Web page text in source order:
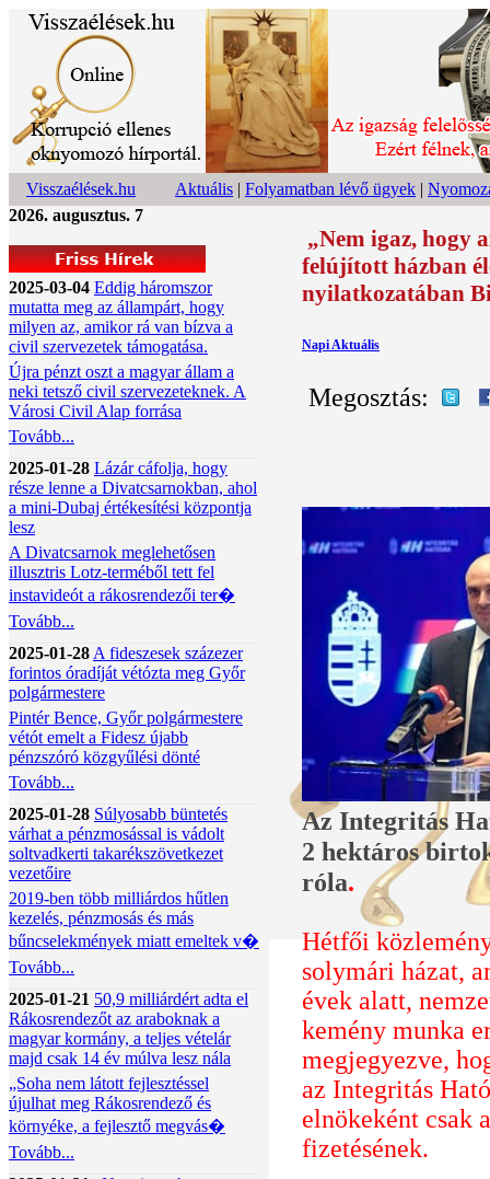
Visszaélések.hu Aktuális | Folyamatban lévő ügyek |
2026. augusztus. 7
2025-03-04 Eddig háromszor
mutatta meg az állampárt, hogy
milyen az, amikor rá van bízva a
civil szervezetek támogatása.
Újra pénzt oszt a magyar állam a
neki tetsző civil szervezeteknek. A
Városi Civil Alap forrása
Tovább...
2025-01-28 Lázár cáfolja, hogy
része lenne a Divatcsarnokban, ahol
a mini-Dubaj értékesítési központja
lesz
A Divatcsarnok meglehetősen
illusztris Lotz-terméből tett fel
instavideót a rákosrendezői ter�
Tovább...
2025-01-28 A fideszesek százezer
forintos óradíját vétózta meg Győr
polgármestere
Pintér Bence, Győr polgármestere
vétót emelt a Fidesz újabb
pénzszóró közgyűlési dönté
Tovább...
2025-01-28 Súlyosabb büntetés
várhat a pénzmosással is vádolt
soltvadkerti takarékszövetkezet
vezetőire
2019-ben több milliárdos hűtlen
kezelés, pénzmosás és más
bűncselekmények miatt emeltek v�
Tovább...
2025-01-21 50,9 milliárdért adta el
Rákosrendezőt az araboknak a
magyar kormány, a teljes vételár
majd csak 14 év múlva lesz nála
„Soha nem látott fejlesztéssel
újulhat meg Rákosrendező és
környéke, a fejlesztő megvás�
Tovább...
„Nem igaz, hogy
felújított házban
nyilatkozatában
Napi Aktuális
Megosztás:
Az Integritás
2 hektáros
róla.
Hétfői
solymári házat,
évek alatt,
kemény munka
megjegyezve,
az Integritás
elnökeként csak
fizetésének.